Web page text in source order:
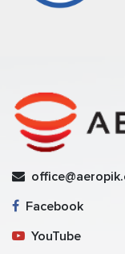
Facebook
YouTube